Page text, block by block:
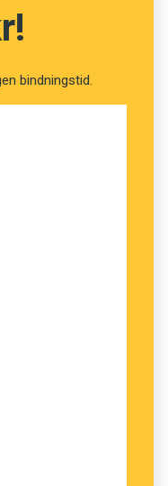
språk.
bindningstid.